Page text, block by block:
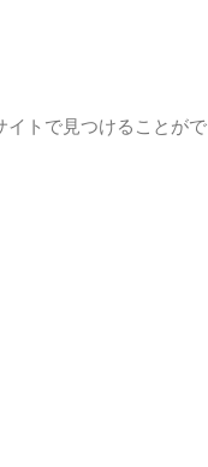
トで見つけることがで